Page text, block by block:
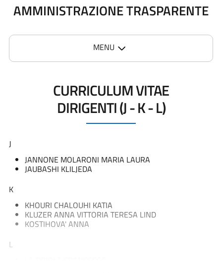
AMMINISTRAZIONE TRASPARENTE
MENU
CURRICULUM VITAE
DIRIGENTI (J - K - L)
J
JANNONE MOLARONI MARIA LAURA
JAUBASHI KLILJEDA
K
KHOURI CHALOUHI KATIA
KLUZER ANNA VITTORIA TERESA LIND
KOSTIHOVA' ANNA
L